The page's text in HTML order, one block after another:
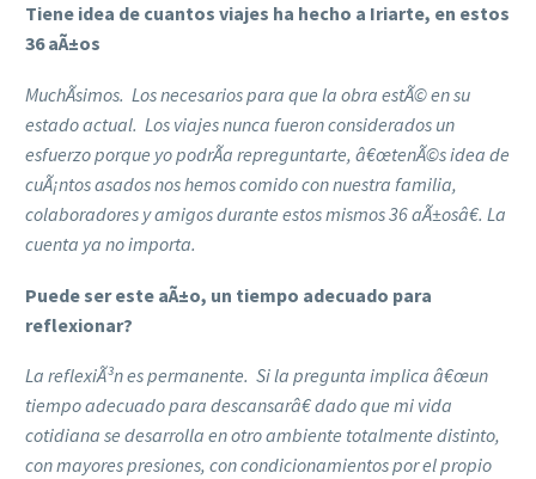
Tiene idea de cuantos viajes ha hecho a Iriarte, en estos
36 aÃ±os
MuchÃ­simos. Los necesarios para que la obra estÃ© en su
estado actual. Los viajes nunca fueron considerados un
esfuerzo porque yo podrÃ­a repreguntarte, â€œtenÃ©s idea de
cuÃ¡ntos asados nos hemos comido con nuestra familia,
colaboradores y amigos durante estos mismos 36 aÃ±osâ€. La
cuenta ya no importa.
Puede ser este aÃ±o, un tiempo adecuado para
reflexionar?
La reflexiÃ³n es permanente. Si la pregunta implica â€œun
tiempo adecuado para descansarâ€ dado que mi vida
cotidiana se desarrolla en otro ambiente totalmente distinto,
con mayores presiones, con condicionamientos por el propio